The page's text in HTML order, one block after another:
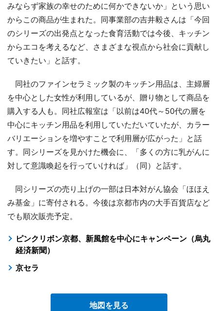
みならず家族の幸せのために何かできないか」という思い
からこの商品が生まれた。同事業部の吉井毅さんは「今回
のシリーズの出発点となった食育活動では今後、キッチン
からエコを考えるなど、さまざまな視点から社会に貢献し
ていきたい」と話す。
同社のファインセラミック製のキッチン用品は、主婦層
を中心とした女性が利用しているが、贈り物として商品を
購入する人も。同社広報室は「以前は40代～50代の層を
中心にキッチン用品を利用していただいていたが、カラー
バリエーションを増やすことで利用層が広がった」と話
す。同シリーズを見かけた機会に、「多くの方に乳がんに
対して意識喚起を行っていければ」（同）と話す。
同シリーズの売り上げの一部は日本対がん協会「ほほえ
み基金」に寄付される。今後は京都市内の大手百貨店など
でも順次販売予定。
ピンクリボン京都、新風館を中心にキャンペーン（烏丸
経済新聞）
京セラ
地図を見る